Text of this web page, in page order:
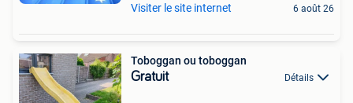
Visiter le site internet 6 août 26
Toboggan ou toboggan
Gratuit Détails